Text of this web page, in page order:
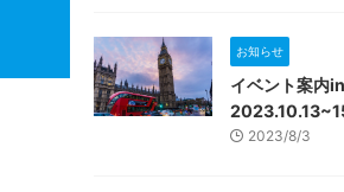
お知らせ
イベント案内
2023/8/3